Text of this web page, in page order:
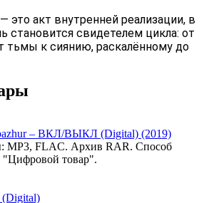
это акт внутренней реализации, в
становится свидетелем цикла: от
тьмы к сиянию, раскалённому до
– ВКЛ/ВЫКЛ (Digital) (2019)
MP3, FLAC. Архив RAR. Способ
"Цифровой товар".